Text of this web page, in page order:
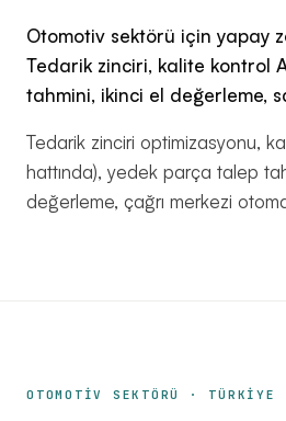
İletişim
Keşif
Görüşmesi
→
Otomotiv sektörü için yapay
Tedarik zinciri, kalite kontrol
tahmini, ikinci el değerleme,
Tedarik zinciri optimizasyonu,
hattında), yedek parça talep
değerleme, çağrı merkezi
OTOMOTİV SEKTÖRÜ · TÜRKİYE